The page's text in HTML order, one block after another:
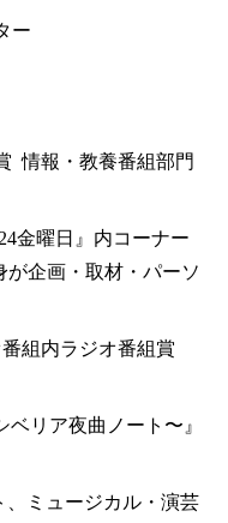
ー
情報・教養番組部門
金曜日』内コーナー
が企画・取材・パーソ
組内ラジオ番組賞
リア夜曲ノート〜』
ミュージカル・演芸